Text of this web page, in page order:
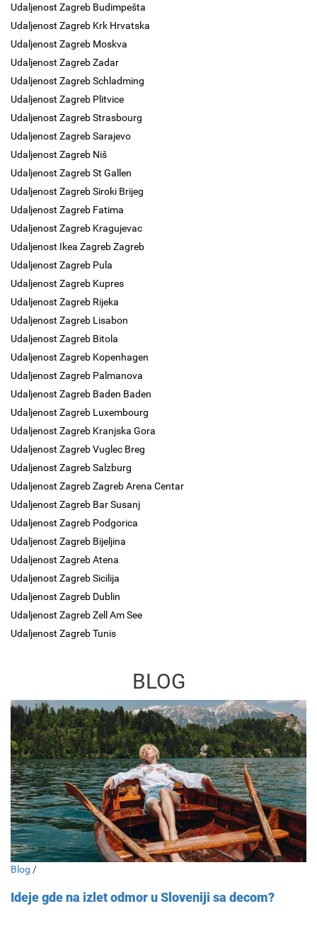
Udaljenost Zagreb Budimpešta
Udaljenost Zagreb Krk Hrvatska
Udaljenost Zagreb Moskva
Udaljenost Zagreb Zadar
Udaljenost Zagreb Schladming
Udaljenost Zagreb Plitvice
Udaljenost Zagreb Strasbourg
Udaljenost Zagreb Sarajevo
Udaljenost Zagreb Niš
Udaljenost Zagreb St Gallen
Udaljenost Zagreb Siroki Brijeg
Udaljenost Zagreb Fatima
Udaljenost Zagreb Kragujevac
Udaljenost Ikea Zagreb Zagreb
Udaljenost Zagreb Pula
Udaljenost Zagreb Kupres
Udaljenost Zagreb Rijeka
Udaljenost Zagreb Lisabon
Udaljenost Zagreb Bitola
Udaljenost Zagreb Kopenhagen
Udaljenost Zagreb Palmanova
Udaljenost Zagreb Baden Baden
Udaljenost Zagreb Luxembourg
Udaljenost Zagreb Kranjska Gora
Udaljenost Zagreb Vuglec Breg
Udaljenost Zagreb Salzburg
Udaljenost Zagreb Zagreb Arena Centar
Udaljenost Zagreb Bar Susanj
Udaljenost Zagreb Podgorica
Udaljenost Zagreb Bijeljina
Udaljenost Zagreb Atena
Udaljenost Zagreb Sicilija
Udaljenost Zagreb Dublin
Udaljenost Zagreb Zell Am See
Udaljenost Zagreb Tunis
BLOG
Blog /
Ideje gde na izlet odmor u Sloveniji sa decom?